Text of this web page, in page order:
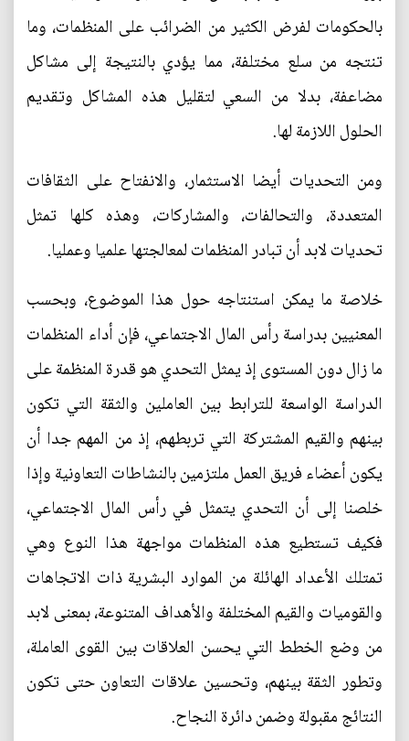
بالحكومات لفرض الكثير من الضرائب على المنظمات، وما
تنتجه من سلع مختلفة، مما يؤدي بالنتيجة إلى مشاكل
مضاعفة، بدلا من السعي لتقليل هذه المشاكل وتقديم
الحلول اللازمة لها.
ومن التحديات أيضا الاستثمار، والانفتاح على الثقافات
المتعددة، والتحالفات، والمشاركات، وهذه كلها تمثل
تحديات لابد أن تبادر المنظمات لمعالجتها علميا وعمليا.
خلاصة ما يمكن استنتاجه حول هذا الموضوع، وبحسب
المعنيين بدراسة رأس المال الاجتماعي، فإن أداء المنظمات
ما زال دون المستوى إذ يمثل التحدي هو قدرة المنظمة على
الدراسة الواسعة للترابط بين العاملين والثقة التي تكون
بينهم والقيم المشتركة التي تربطهم، إذ من المهم جدا أن
يكون أعضاء فريق العمل ملتزمين بالنشاطات التعاونية وإذا
خلصنا إلى أن التحدي يتمثل في رأس المال الاجتماعي،
فكيف تستطيع هذه المنظمات مواجهة هذا النوع وهي
تمتلك الأعداد الهائلة من الموارد البشرية ذات الاتجاهات
والقوميات والقيم المختلفة والأهداف المتنوعة، بمعنى لابد
من وضع الخطط التي يحسن العلاقات بين القوى العاملة،
وتطور الثقة بينهم، وتحسين علاقات التعاون حتى تكون
النتائج مقبولة وضمن دائرة النجاح.